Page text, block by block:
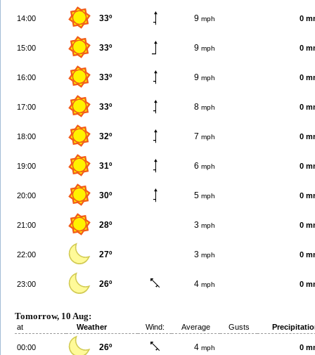
14:00 33º 9 mph 0
15:00 33º 9 mph 0
16:00 33º 9 mph 0
17:00 33º 8 mph 0
18:00 32º 7 mph 0
19:00 31º 6 mph 0
20:00 30º 5 mph 0
21:00 28º 3 mph 0
22:00 27º 3 mph 0
23:00 26º 4 mph 0
Tomorrow, 10 Aug:
at Weather Wind: Average Gusts
00:00 26º 4 mph 0